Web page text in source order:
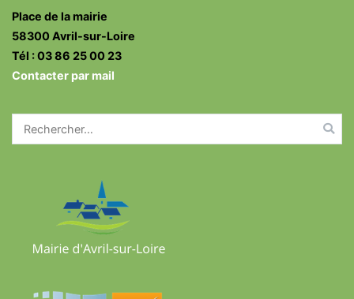
Place de la mairie
58300 Avril-sur-Loire
Tél : 03 86 25 00 23
Contacter par mail